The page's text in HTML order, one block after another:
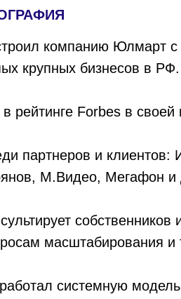
компанию Юлмарт
крупных бизнесов в РФ.
рейтинге Forbes в своей
партнеров и клиентов:
М.Видео, Мегафон и
масштабирования и
системную